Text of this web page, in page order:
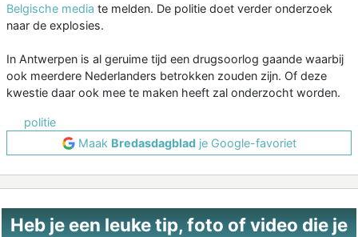
Belgische media te melden. De politie doet verder onderzoek
naar de explosies.
In Antwerpen is al geruime tijd een drugsoorlog gaande waarbij
ook meerdere Nederlanders betrokken zouden zijn. Of deze
kwestie daar ook mee te maken heeft zal onderzocht worden.
politie
Maak Bredasdagbladje Google-favoriet
Heb je een leuke tip, foto of video die je